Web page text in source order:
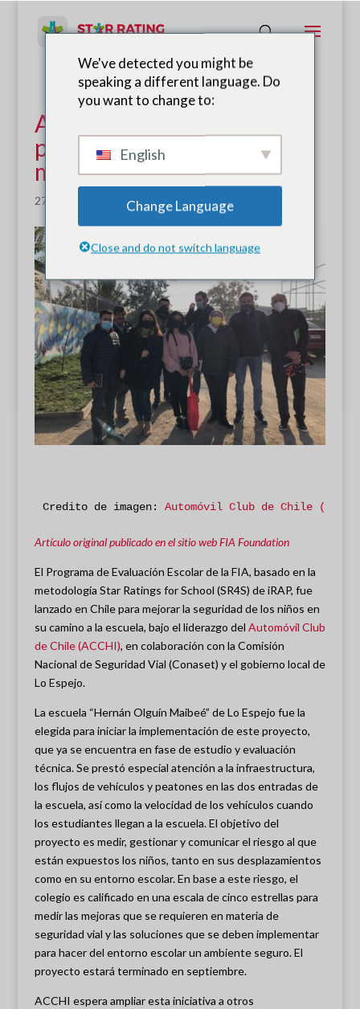
Automóvil Club de Chile
promueve viajes escolares
más seguros
27 de junio de 2022| Noticias
Credito de imagen: Automóvil Club de Chile
Artículo original publicado en el sitio web FIA Foundation
El Programa de Evaluación Escolar de la FIA, basado en la
metodología Star Ratings for School (SR4S) de iRAP, fue
lanzado en Chile para mejorar la seguridad de los niños en
su camino a la escuela, bajo el liderazgo del Automóvil Club
de Chile (ACCHI), en colaboración con la Comisión
Nacional de Seguridad Vial (Conaset) y el gobierno local de
Lo Espejo.
La escuela “Hernán Olguín Maibeé” de Lo Espejo fue la
elegida para iniciar la implementación de este proyecto,
que ya se encuentra en fase de estudio y evaluación
técnica. Se prestó especial atención a la infraestructura,
los flujos de vehículos y peatones en las dos entradas de
la escuela, así como la velocidad de los vehículos cuando
los estudiantes llegan a la escuela. El objetivo del
proyecto es medir, gestionar y comunicar el riesgo al que
están expuestos los niños, tanto en sus desplazamientos
como en su entorno escolar. En base a este riesgo, el
colegio es calificado en una escala de cinco estrellas para
medir las mejoras que se requieren en materia de
seguridad vial y las soluciones que se deben implementar
para hacer del entorno escolar un ambiente seguro. El
proyecto estará terminado en septiembre.
ACCHI espera ampliar esta iniciativa a otros
We've detected you might be
speaking a different language. Do
you want to change to:
English
Change Language
Close and do not switch language